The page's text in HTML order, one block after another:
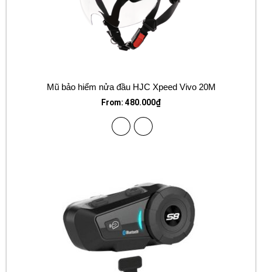
Mũ bảo hiểm nửa đầu HJC Xpeed Vivo 20M
From: 480.000₫